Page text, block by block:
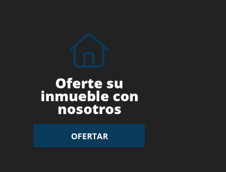
Oferte su
inmueble con
nosotros
OFERTAR